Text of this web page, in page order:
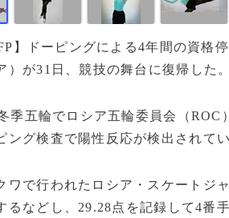
】ドーピングによる4年間の資格
）が31日、競技の舞台に復帰した。
季五輪でロシア五輪委員会（
ング検査で陽性反応が検出されて
ワで行われたロシア・スケートジ
るなどし、29.28点を記録して4番手